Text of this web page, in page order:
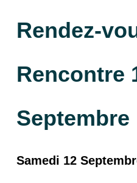
Rendez-
Rencontre
Septembre
Samedi 12